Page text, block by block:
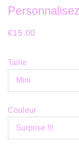
€15.00
Taille
Couleur